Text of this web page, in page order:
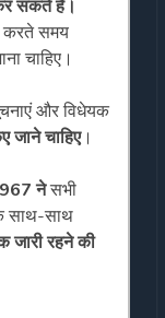
सकते हैं।
करते समय
चाहिए।
और विधेयक
जाने चाहिए।
नेसभी
साथ-साथ
जारी रहने की